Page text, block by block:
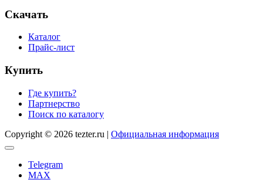
Скачать
Каталог
Прайс-лист
Купить
Где купить?
Партнерство
Поиск по каталогу
Copyright © 2026 tezter.ru | Официальная информация
Telegram
MAX